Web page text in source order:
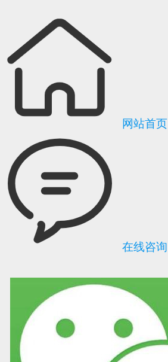
可信网站信用评 网络警察提醒你
网站首页
在线咨询